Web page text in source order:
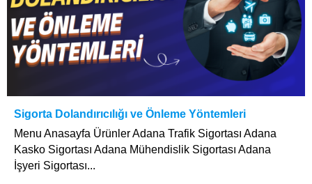
Sigorta Dolandırıcılığı ve Önleme Yöntemleri
Menu Anasayfa Ürünler Adana Trafik Sigortası Adana
Kasko Sigortası Adana Mühendislik Sigortası Adana
İşyeri Sigortası...